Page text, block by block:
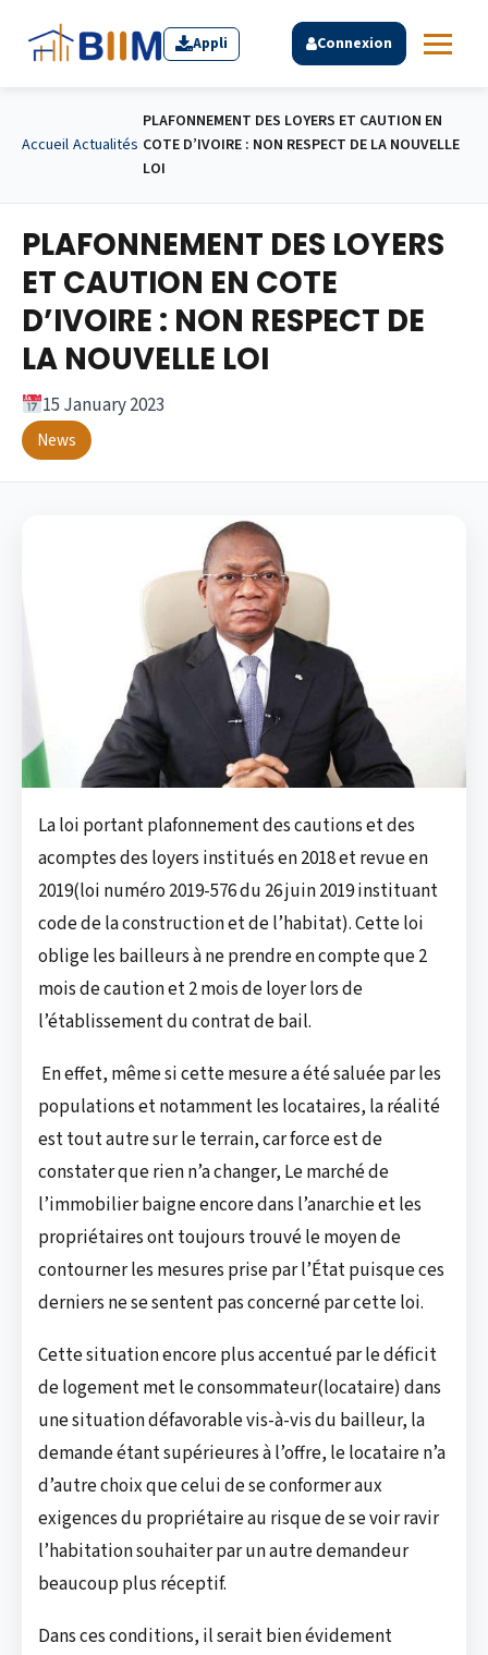
Appli Connexion
Accueil Actualités
PLAFONNEMENT DES LOYERS ET CAUTION EN
COTE D’IVOIRE : NON RESPECT DE LA NOUVELLE
LOI
PLAFONNEMENT DES LOYERS
ET CAUTION EN COTE
D’IVOIRE : NON RESPECT DE
LA NOUVELLE LOI
15 January 2023
News
La loi portant plafonnement des cautions et des
acomptes des loyers institués en 2018 et revue en
2019(loi numéro 2019-576 du 26 juin 2019 instituant
code de la construction et de l’habitat). Cette loi
oblige les bailleurs à ne prendre en compte que 2
mois de caution et 2 mois de loyer lors de
l’établissement du contrat de bail.
En effet, même si cette mesure a été saluée par les
populations et notamment les locataires, la réalité
est tout autre sur le terrain, car force est de
constater que rien n’a changer, Le marché de
l’immobilier baigne encore dans l’anarchie et les
propriétaires ont toujours trouvé le moyen de
contourner les mesures prise par l’État puisque ces
derniers ne se sentent pas concerné par cette loi.
Cette situation encore plus accentué par le déficit
de logement met le consommateur(locataire) dans
une situation défavorable vis-à-vis du bailleur, la
demande étant supérieures à l’offre, le locataire n’a
d’autre choix que celui de se conformer aux
exigences du propriétaire au risque de se voir ravir
l’habitation souhaiter par un autre demandeur
beaucoup plus réceptif.
Dans ces conditions, il serait bien évidement